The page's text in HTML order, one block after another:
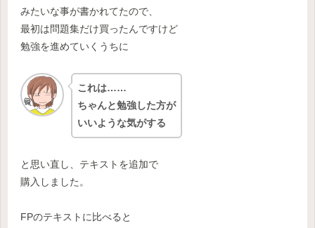
みたいな事が書かれてたので、
最初は問題集だけ買ったんですけど
勉強を進めていくうちに
これは……
ちゃんと勉強した方が
いいような気がする
と思い直し、テキストを追加で
購入しました。
FPのテキストに比べると